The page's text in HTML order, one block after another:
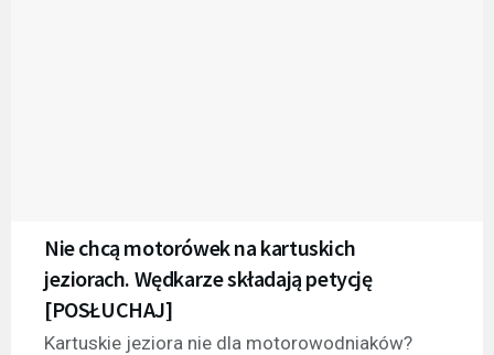
Nie chcą motorówek na kartuskich
jeziorach. Wędkarze składają petycję
[POSŁUCHAJ]
Kartuskie jeziora nie dla motorowodniaków?